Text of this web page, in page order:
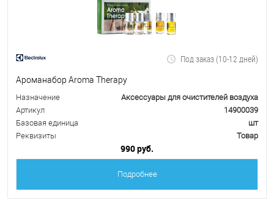
Под заказ (10-12 дней)
Ароманабор Aroma Therapy
Назначение
Аксессуары для очистителей воздуха
Артикул
14900039
Базовая единица
шт
Реквизиты
Товар
990 руб.
Подробнее